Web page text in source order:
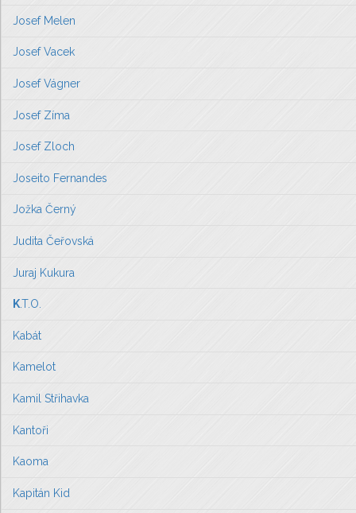
Josef Melen
Josef Vacek
Josef Vágner
Josef Zíma
Josef Zloch
Joseito Fernandes
Jožka Černý
Judita Čeřovská
Juraj Kukura
K.T.O.
Kabát
Kamelot
Kamil Střihavka
Kantoři
Kaoma
Kapitán Kid